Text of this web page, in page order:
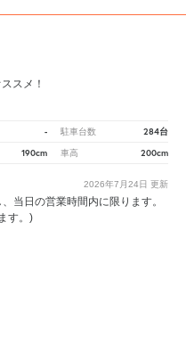
スメ！
- 駐車台数 284台
190cm 車高 200cm
2026年7月24日 更新
当日の営業時間内に限ります。
す。)